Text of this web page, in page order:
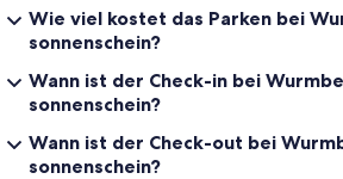
Wie viel kostet das Parken bei
sonnenschein?
Wann ist der Check-in bei
sonnenschein?
Wann ist der Check-out bei
sonnenschein?